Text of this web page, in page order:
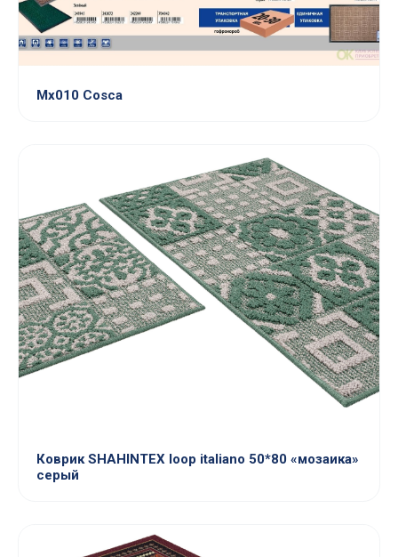
Mx010 Cosca
Коврик SHAHINTEX loop italiano 50*80 «мозаика»
серый